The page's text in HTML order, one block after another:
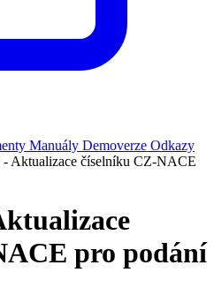
Manuály Demoverze Odkazy
Aktualizace číselníku CZ-NACE
pro podání